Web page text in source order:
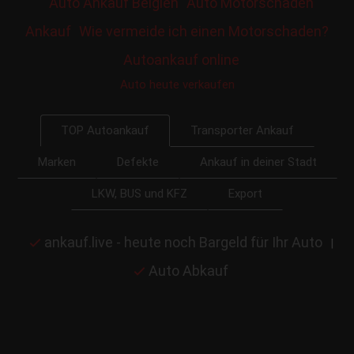
Ankauf Wie vermeide ich einen Motorschaden?
Autoankauf online
Auto heute verkaufen
TOP Autoankauf Transporter Ankauf
Marken Defekte Ankauf in deiner Stadt
LKW, BUS und KFZ Export
ankauf.live - heute noch Bargeld für Ihr Auto |
Auto Abkauf